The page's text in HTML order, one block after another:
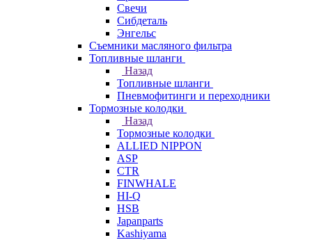
Свечи
Сибдеталь
Энгельс
Съемники масляного фильтра
Топливные шланги
Назад
Топливные шланги
Пневмофитинги и переходники
Тормозные колодки
Назад
Тормозные колодки
ALLIED NIPPON
ASP
CTR
FINWHALE
HI-Q
HSB
Japanparts
Kashiyama